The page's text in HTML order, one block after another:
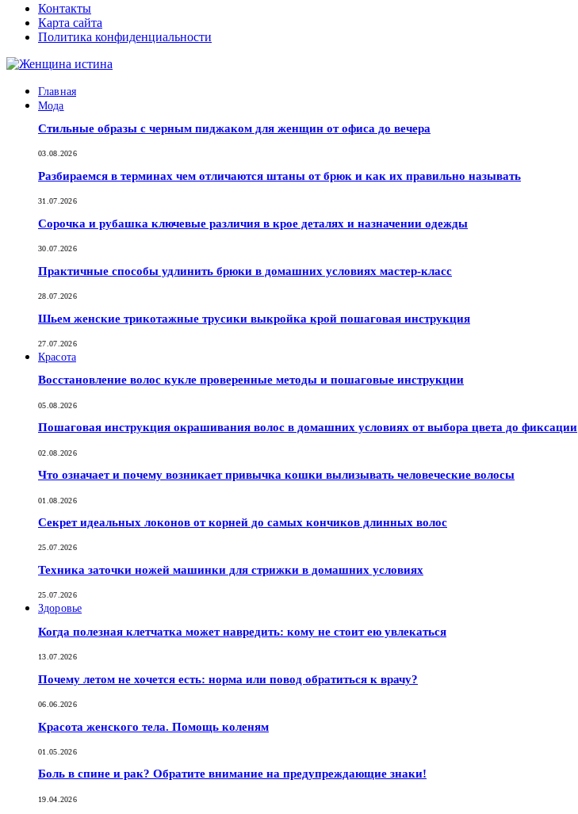
Контакты
Карта сайта
Политика конфиденциальности
Главная
Мода
Стильные образы с черным пиджаком для женщин от офиса до вечера
03.08.2026
Разбираемся в терминах чем отличаются штаны от брюк и как их правильно называть
31.07.2026
Сорочка и рубашка ключевые различия в крое деталях и назначении одежды
30.07.2026
Практичные способы удлинить брюки в домашних условиях мастер-класс
28.07.2026
Шьем женские трикотажные трусики выкройка крой пошаговая инструкция
27.07.2026
Красота
Восстановление волос кукле проверенные методы и пошаговые инструкции
05.08.2026
Пошаговая инструкция окрашивания волос в домашних условиях от выбора цвета до фиксации
02.08.2026
Что означает и почему возникает привычка кошки вылизывать человеческие волосы
01.08.2026
Секрет идеальных локонов от корней до самых кончиков длинных волос
25.07.2026
Техника заточки ножей машинки для стрижки в домашних условиях
25.07.2026
Здоровье
Когда полезная клетчатка может навредить: кому не стоит ею увлекаться
13.07.2026
Почему летом не хочется есть: норма или повод обратиться к врачу?
06.06.2026
Красота женского тела. Помощь коленям
01.05.2026
Боль в спине и рак? Обратите внимание на предупреждающие знаки!
19.04.2026